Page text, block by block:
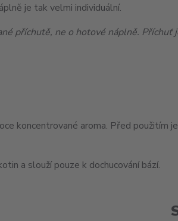
je tak velmi individuální.
příchutě, ne o hotové náplně.
koncentrované aroma. Před
a slouží pouze k dochucování bází.